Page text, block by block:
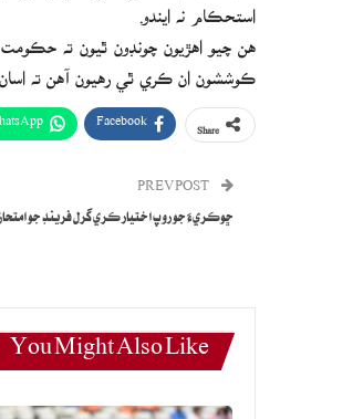
استحڪام نه ايندو.
هن چيو اهڙيون چونڊون ٿيون ته
ڪوششون ان ڪري ٿي رهيون آهن ته اسان
Facebook
ڇوڪريءَ جو روپ اختيار ڪري گرل فرينڊ جو
You Might Also Like